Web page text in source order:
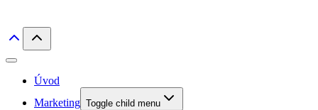
Úvod
Marketing Toggle child menu